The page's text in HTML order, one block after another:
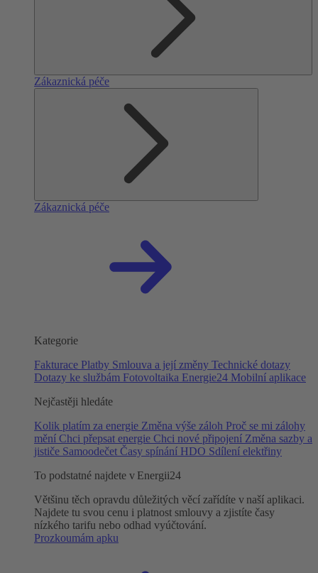
Zákaznická péče
Zákaznická péče
Kategorie
Fakturace Platby Smlouva a její změny Technické dotazy
Dotazy ke službám Fotovoltaika Energie24 Mobilní aplikace
Nejčastěji hledáte
Kolik platím za energie Změna výše záloh Proč se mi zálohy
mění Chci přepsat energie Chci nové připojení Změna sazby a
jističe Samoodečet Časy spínání HDO Sdílení elektřiny
To podstatné najdete v Energii24
Většinu těch opravdu důležitých věcí zařídíte v naší aplikaci.
Najdete tu svou cenu i platnost smlouvy a zjistíte časy
nízkého tarifu nebo odhad vyúčtování.
Prozkoumám apku